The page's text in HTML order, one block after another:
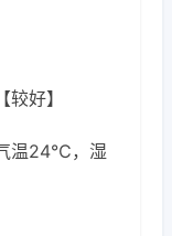
好】
温24℃，湿